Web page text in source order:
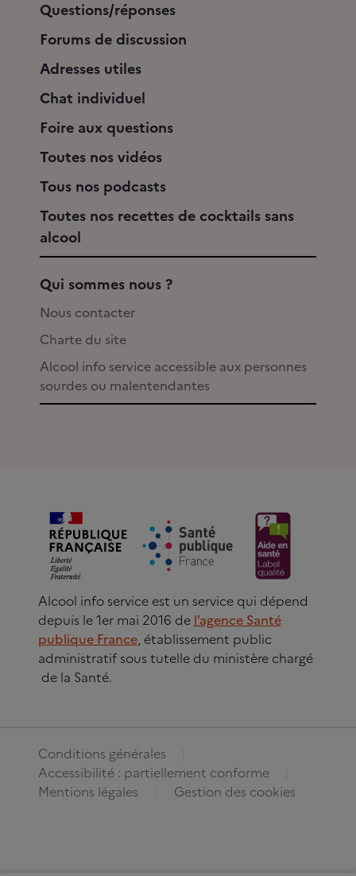
Questions/réponses
Forums de discussion
Adresses utiles
Chat individuel
Foire aux questions
Toutes nos vidéos
Tous nos podcasts
Toutes nos recettes de cocktails sans
alcool
Qui sommes nous ?
Nous contacter
Charte du site
Alcool info service accessible aux personnes
sourdes ou malentendantes
Alcool info service est un service qui dépend
depuis le 1er mai 2016 de l’agence Santé
publique France, établissement public
administratif sous tutelle du ministère chargé
de la Santé.
Conditions générales
Accessibilité : partiellement conforme
Mentions légales
Gestion des cookies